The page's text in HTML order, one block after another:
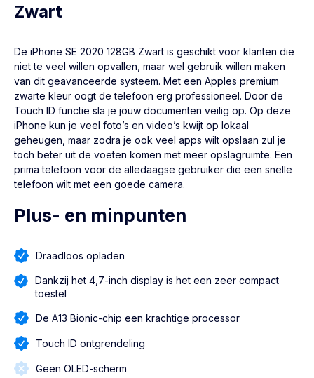
Zwart
De iPhone SE 2020 128GB Zwart is geschikt voor klanten die
niet te veel willen opvallen, maar wel gebruik willen maken
van dit geavanceerde systeem. Met een Apples premium
zwarte kleur oogt de telefoon erg professioneel. Door de
Touch ID functie sla je jouw documenten veilig op. Op deze
iPhone kun je veel foto’s en video’s kwijt op lokaal
geheugen, maar zodra je ook veel apps wilt opslaan zul je
toch beter uit de voeten komen met meer opslagruimte. Een
prima telefoon voor de alledaagse gebruiker die een snelle
telefoon wilt met een goede camera.
Plus- en minpunten
Draadloos opladen
Dankzij het 4,7-inch display is het een zeer compact
toestel
De A13 Bionic-chip een krachtige processor
Touch ID ontgrendeling
Geen OLED-scherm